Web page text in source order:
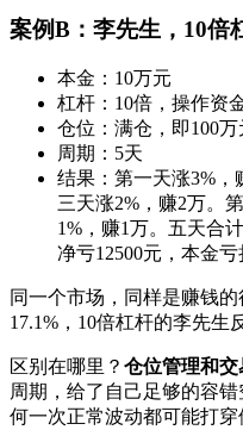
案例B：李先生，10倍
本金：10万元
杠杆：10倍，操作资
仓位：满仓，即100万
周期：5天
结果：第一天涨3%，
三天涨2%，赚2万。
1%，赚1万。五天合
净亏12500元，本金亏
同一个市场，同样是赚钱
17.1%，10倍杠杆的李先生
区别在哪里？‌ 仓位管理和交
周期，给了自己足够的容
何一次正常波动都可能打穿